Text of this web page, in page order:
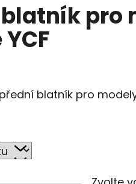
pro
blatník pro